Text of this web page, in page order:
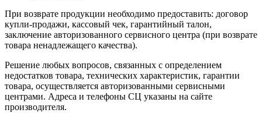
При возврате продукции необходимо предоставить: договор
купли-продажи, кассовый чек, гарантийный талон,
заключение авторизованного сервисного центра (при возврате
товара ненадлежащего качества).
Решение любых вопросов, связанных с определением
недостатков товара, технических характеристик, гарантии
товара, осуществляется авторизованными сервисными
центрами. Адреса и телефоны СЦ указаны на сайте
производителя.